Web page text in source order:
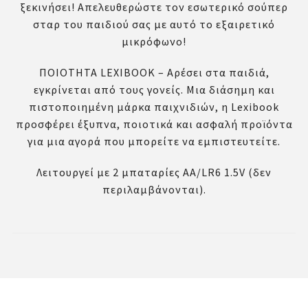
ξεκινήσει! Απελευθερώστε τον εσωτερικό σούπερ
σταρ του παιδιού σας με αυτό το εξαιρετικό
μικρόφωνο!
ΠΟΙΟΤΗΤΑ LEXIBOOK – Αρέσει στα παιδιά,
εγκρίνεται από τους γονείς. Μια διάσημη και
πιστοποιημένη μάρκα παιχνιδιών, η Lexibook
προσφέρει έξυπνα, ποιοτικά και ασφαλή προϊόντα
για μια αγορά που μπορείτε να εμπιστευτείτε.
Λειτουργεί με 2 μπαταρίες AA/LR6 1.5V (δεν
περιλαμβάνονται).